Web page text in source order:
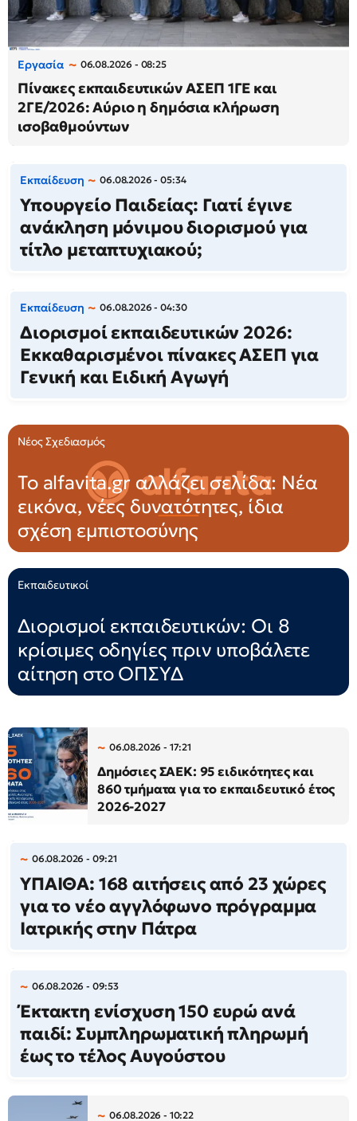
Εργασία 06.08.2026 - 08:25
Πίνακες εκπαιδευτικών ΑΣΕΠ 1ΓΕ και
2ΓΕ/2026: Αύριο η δημόσια κλήρωση
ισοβαθμούντων
Εκπαίδευση 06.08.2026 - 05:34
Υπουργείο Παιδείας: Γιατί έγινε
ανάκληση μόνιμου διορισμού για
τίτλο μεταπτυχιακού;
Εκπαίδευση 06.08.2026 - 04:30
Διορισμοί εκπαιδευτικών 2026:
Εκκαθαρισμένοι πίνακες ΑΣΕΠ για
Γενική και Ειδική Αγωγή
Νέος Σχεδιασμός
Το alfavita.gr αλλάζει σελίδα: Νέα
εικόνα, νέες δυνατότητες, ίδια
σχέση εμπιστοσύνης
Εκπαιδευτικοί
Διορισμοί εκπαιδευτικών: Οι 8
κρίσιμες οδηγίες πριν υποβάλετε
αίτηση στο ΟΠΣΥΔ
06.08.2026 - 17:21
Δημόσιες ΣΑΕΚ: 95 ειδικότητες και
860 τμήματα για το εκπαιδευτικό έτος
2026-2027
06.08.2026 - 09:21
ΥΠΑΙΘΑ: 168 αιτήσεις από 23 χώρες
για το νέο αγγλόφωνο πρόγραμμα
Ιατρικής στην Πάτρα
06.08.2026 - 09:53
Έκτακτη ενίσχυση 150 ευρώ ανά
παιδί: Συμπληρωματική πληρωμή
έως το τέλος Αυγούστου
06.08.2026 - 10:22